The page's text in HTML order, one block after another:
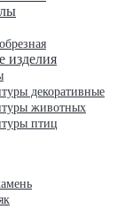
изделия
декоративные
животных
птиц